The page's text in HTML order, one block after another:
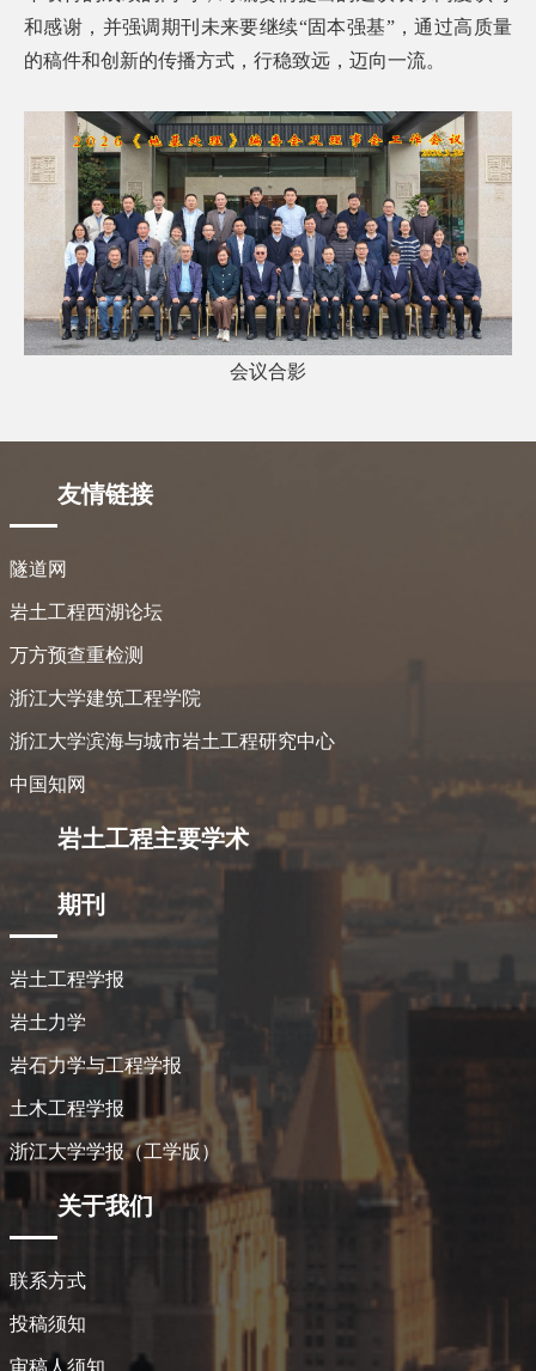
和感谢，并强调期刊未来要继续“固本强基”，通过高质量
的稿件和创新的传播方式，行稳致远，迈向一流。
会议合影
友情链接
隧道网
岩土工程西湖论坛
万方预查重检测
浙江大学建筑工程学院
浙江大学滨海与城市岩土工程研究中心
中国知网
岩土工程主要学术
期刊
岩土工程学报
岩土力学
岩石力学与工程学报
土木工程学报
浙江大学学报（工学版）
关于我们
联系方式
投稿须知